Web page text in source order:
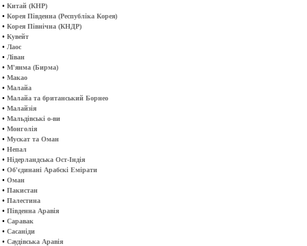
• Китай (КНР)
• Корея Південна (Республіка Корея)
• Корея Північна (КНДР)
• Кувейт
• Лаос
• Ліван
• М'янма (Бирма)
• Макао
• Малайа
• Малайа та британський Борнео
• Малайзія
• Мальдівські о-ви
• Монголія
• Мускат та Оман
• Непал
• Нідерландська Ост-Індія
• Об'єдинані Арабскі Емірати
• Оман
• Пакистан
• Палестина
• Південна Аравія
• Саравак
• Сасаніди
• Саудівська Аравія